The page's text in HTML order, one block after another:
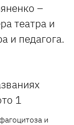
–
театра и
и педагога.
и